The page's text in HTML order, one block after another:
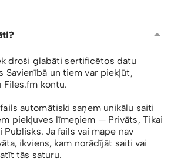
droši glabāti sertificētos datu
Savienībā un tiem var piekļūt,
Files.fm kontu.
automātiski saņem unikālu saiti
piekļuves līmeņiem — Privāts, Tikai
Publisks. Ja fails vai mape nav
ikviens, kam norādījāt saiti vai
tās saturu.